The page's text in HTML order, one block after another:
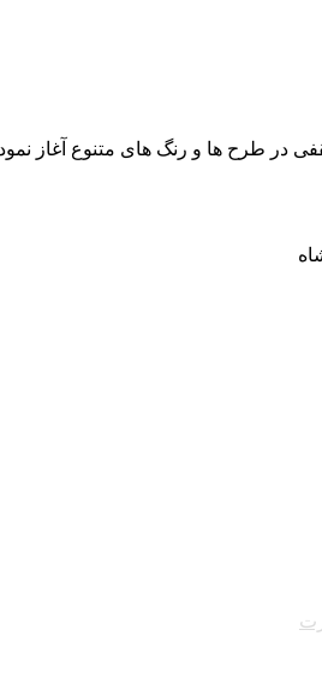
خود را از سال 1400 و با تولید تایل های سقفی در